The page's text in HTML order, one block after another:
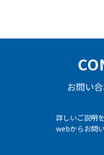
お問い
詳しいご説明
webからお問